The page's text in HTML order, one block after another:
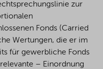
individualize your
can revoke or change
time by clicking on the
our website.
zur
Fonds (Carried
Wertungen, die er im
für gewerbliche Fonds
– Einordnung